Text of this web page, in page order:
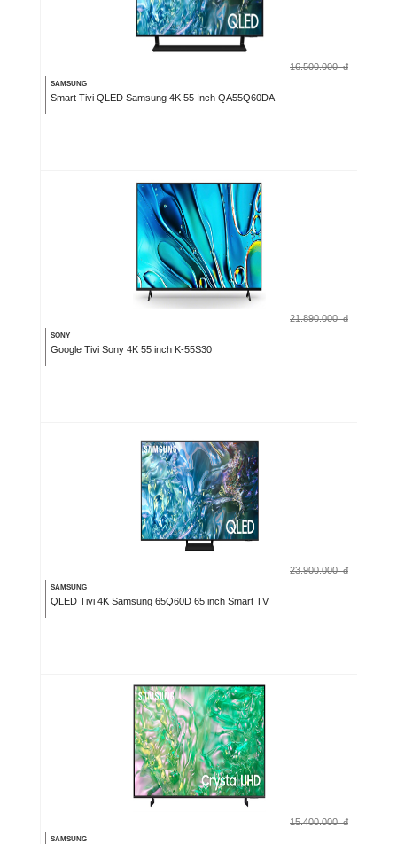
16.500.000 đ
SAMSUNG
Smart Tivi QLED Samsung 4K 55 Inch QA55Q60DA
21.890.000 đ
SONY
Google Tivi Sony 4K 55 inch K-55S30
23.900.000 đ
SAMSUNG
QLED Tivi 4K Samsung 65Q60D 65 inch Smart TV
15.400.000 đ
SAMSUNG